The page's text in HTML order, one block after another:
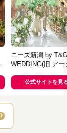
ニーズ新潟 by T&G
WEDDING(旧 アー
公式サイトを見